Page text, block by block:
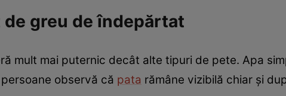
greu de îndepărtat
mult mai puternic decât alte tipuri de pete. Apa
observă că pata rămâne vizibilă chiar și